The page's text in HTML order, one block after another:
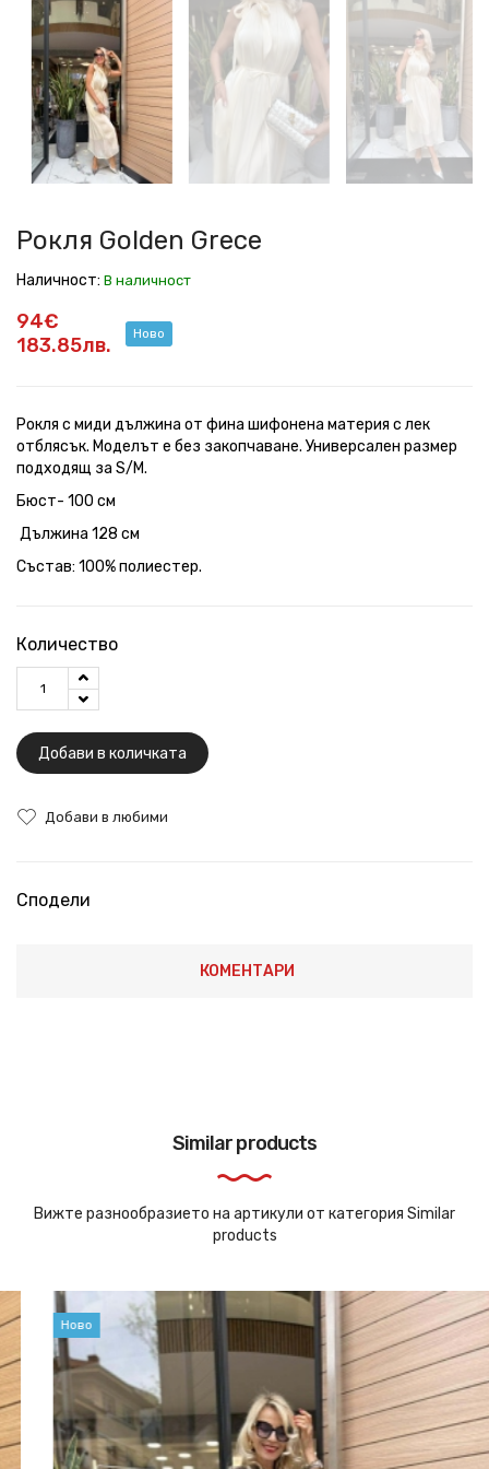
Golden
Grece
Golden
Grece
Golden
Grece
Golden
Grece
Golden
Grece
Golden
Grece
Рокля Golden Grece
Наличност: В наличност
94€
183.85лв.
Ново
Рокля с миди дължина от фина шифонена материя с лек
отблясък. Моделът е без закопчаване. Универсален размер
подходящ за S/M.
Бюст- 100 см
Дължина 128 см
Състав: 100% полиестер.
Количество
Добави в количката
Добави в любими
Сподели
КОМЕНТАРИ
Similar products
Вижте разнообразието на артикули от категория Similar
products